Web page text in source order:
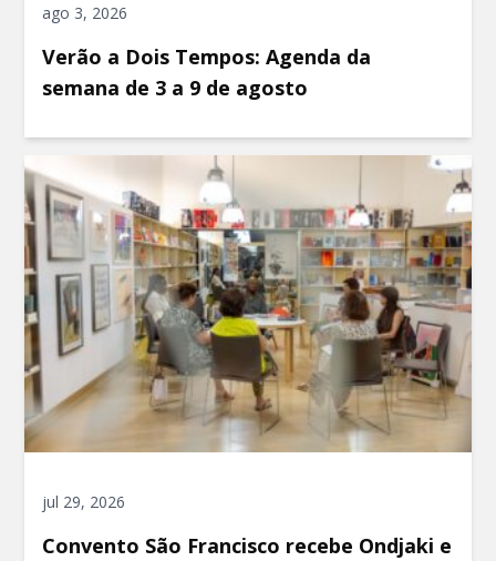
ago 3, 2026
Verão a Dois Tempos: Agenda da
semana de 3 a 9 de agosto
jul 29, 2026
Convento São Francisco recebe Ondjaki e